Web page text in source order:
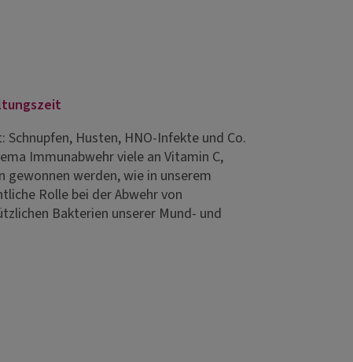
Husten, HNO-Infekte und Co.
Immunabwehr viele an Vitamin C,
gewonnen werden, wie in unserem
Rolle bei der Abwehr von
Bakterien unserer Mund- und